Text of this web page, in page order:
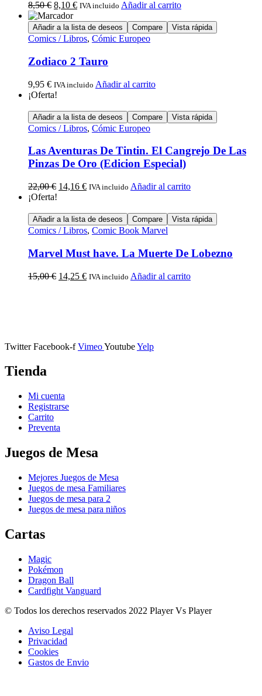
8,50€ 8,10 € IVA incluido Añadir al carrito
Añadir a la lista de deseos Compare Vista rápida
Comics / Libros, Cómic Europeo
Zodiaco 2 Tauro
9,95 € IVA incluido Añadir al carrito
¡Oferta!
Añadir a la lista de deseos Compare Vista rápida
Comics / Libros, Cómic Europeo
Las Aventuras De Tintin. El Cangrejo De Las
Pinzas De Oro (Edicion Especial)
22,00€ 14,16 € IVA incluido Añadir al carrito
¡Oferta!
Añadir a la lista de deseos Compare Vista rápida
Comics / Libros, Comic Book Marvel
Marvel Must have. La Muerte De Lobezno
15,00€ 14,25 € IVA incluido Añadir al carrito
Twitter Facebook-f VimeoYoutubeYelp
Tienda
Mi cuenta
Registrarse
Carrito
Preventa
Juegos de Mesa
Mejores Juegos de Mesa
Juegos de mesa Familiares
Juegos de mesa para 2
Juegos de mesa para niños
Cartas
Magic
Pokémon
Dragon Ball
Cardfight Vanguard
© Todos los derechos reservados 2022 Player Vs Player
Aviso Legal
Privacidad
Cookies
Gastos de Envio